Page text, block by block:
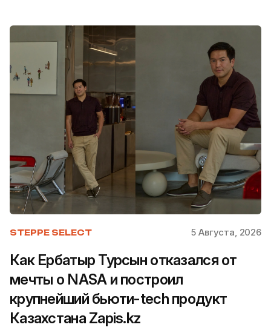
STEPPE SELECT 5 Августа, 2026
Как Ербатыр Турсын отказался от
мечты о NASA и построил
крупнейший бьюти-tech продукт
Казахстана Zapis.kz